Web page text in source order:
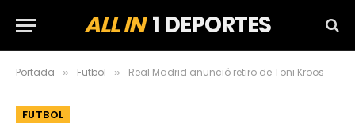
ALL IN1 DEPORTES
Portada » Futbol » Real Madrid anunció retiro de Toni Kroos
FUTBOL